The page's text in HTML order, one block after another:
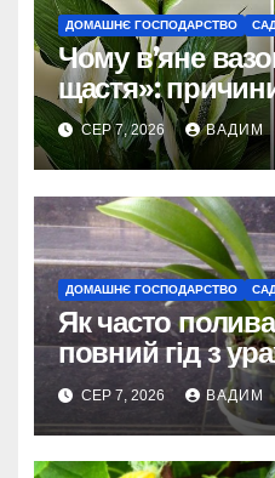
ДОМАШНЄ ГОСПОДАРСТВО
Чому в’яне
щастя»:
порятунок
СЕР 7, 2026 ВАДИМ
ДОМАШНЄ ГОСПОДАРСТВО
Як часто
повний гід з
сезону та виду
СЕР 7, 2026 ВАДИМ